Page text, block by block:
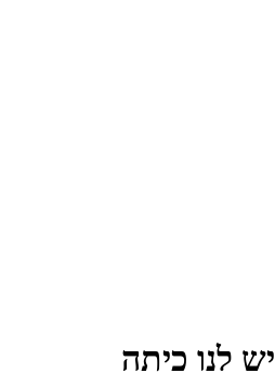
יש לנו כיתה